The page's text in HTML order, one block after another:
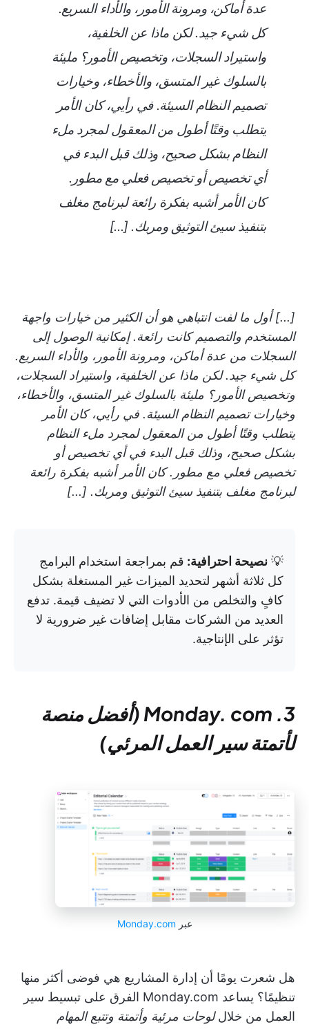
عدة أماكن، ومرونة الأمور، والأداء السريع.
كل شيء جيد. لكن ماذا عن الخلفية،
واستيراد السجلات، وتخصيص الأمور؟ مليئة
بالسلوك غير المتسق، والأخطاء، وخيارات
تصميم النظام السيئة.في رأيي، كان الأمر
يتطلب وقتًا أطول من المعقول لمجرد ملء
النظام بشكل صحيح، وذلك قبل البدء في
أي تخصيص أو تخصيص فعلي مع مطور.
كان الأمر أشبه بفكرة رائعة لبرنامج مغلف
بتنفيذ سيئ التوثيق ومربك. [...]
[...] أول ما لفت انتباهي هو أن الكثير من خيارات واجهة
المستخدم والتصميم كانت رائعة. إمكانية الوصول إلى
السجلات من عدة أماكن، ومرونة الأمور، والأداء السريع.
كل شيء جيد. لكن ماذا عن الخلفية، واستيراد السجلات،
وتخصيص الأمور؟ مليئة بالسلوك غير المتسق، والأخطاء،
وخيارات تصميم النظام السيئة. في رأيي، كان الأمر
يتطلب وقتًا أطول من المعقول لمجرد ملء النظام
بشكل صحيح، وذلك قبل البدء في أي تخصيص أو
تخصيص فعلي مع مطور. كان الأمر أشبه بفكرة رائعة
لبرنامج مغلف بتنفيذ سيئ التوثيق ومربك. [...]
💡 نصيحة احترافية: قم بمراجعة استخدام البرامج
كل ثلاثة أشهر لتحديد الميزات غير المستغلة بشكل
كافٍ والتخلص من الأدوات التي لا تضيف قيمة. تدفع
العديد من الشركات مقابل إضافات غير ضرورية لا
تؤثر على الإنتاجية.
3. Monday. com (أفضل منصة
لأتمتة سير العمل المرئي)
عبر Monday.com
هل شعرت يومًا أن إدارة المشاريع هي فوضى أكثر منها
تنظيمًا؟ يساعد Monday.com الفرق على تبسيط سير
العمل من خلاللوحات مرئية وأتمتة وتتبع المهام